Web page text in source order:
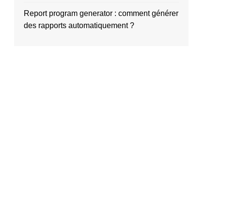
Report program generator : comment générer
des rapports automatiquement ?